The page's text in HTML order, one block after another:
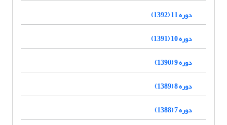
دوره 11 (1392)
دوره 10 (1391)
دوره 9 (1390)
دوره 8 (1389)
دوره 7 (1388)